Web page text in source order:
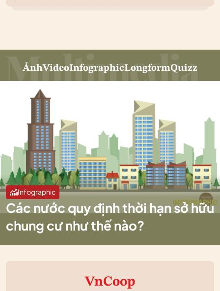
ẢnhVideoInfographicLongformQuizz
Infographic
Các nước quy định thời hạn sở hữu
chung cư như thế nào?
VnCoop